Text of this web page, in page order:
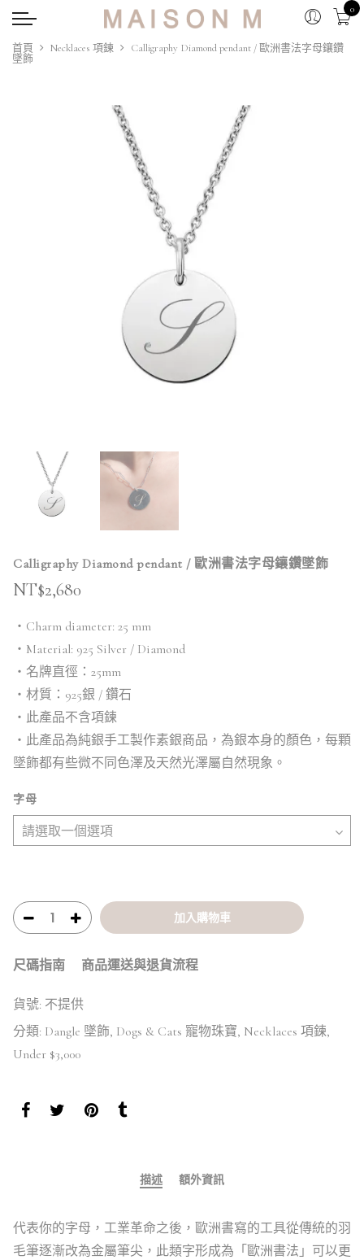
0
首頁 Necklaces 項鍊
Calligraphy Diamond pendant / 歐洲書法字母鑲鑽
墜飾
Calligraphy Diamond pendant / 歐洲書法字母鑲鑽墜飾
NT$2,680
・Charm diameter: 25 mm
・Material: 925 Silver / Diamond
・名牌直徑：25mm
・材質：925銀 / 鑽石
・此產品不含項鍊
・此產品為純銀手工製作素銀商品，為銀本身的顏色，每顆
墜飾都有些微不同色澤及天然光澤屬自然現象。
字母
加入購物車
尺碼指南 商品運送與退貨流程
貨號: 不提供
分類: Dangle 墜飾, Dogs & Cats 寵物珠寶, Necklaces 項鍊,
Under $3,000
描述 額外資訊
代表你的字母，工業革命之後，歐洲書寫的工具從傳統的羽
毛筆逐漸改為金屬筆尖，此類字形成為「歐洲書法」可以更